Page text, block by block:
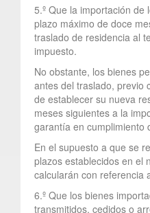
5.º Que la importación de
plazo máximo de doce
traslado de residencia al
impuesto.
No obstante, los bienes
antes del traslado, previo
de establecer su nueva
meses siguientes a la
garantía en cumplimiento
En el supuesto a que se
plazos establecidos en el
calcularán con referencia
6.º Que los bienes
transmitidos, cedidos o